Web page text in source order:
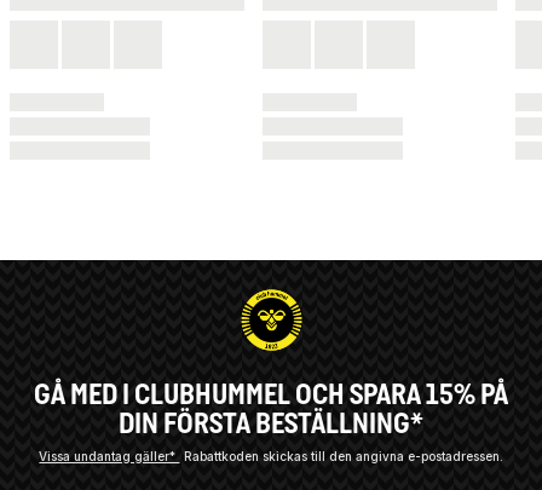
GÅ MED I CLUBHUMMEL OCH SPARA 15% PÅ
DIN FÖRSTA BESTÄLLNING*
Vissa undantag gäller* Rabattkoden skickas till den angivna e-postadressen.